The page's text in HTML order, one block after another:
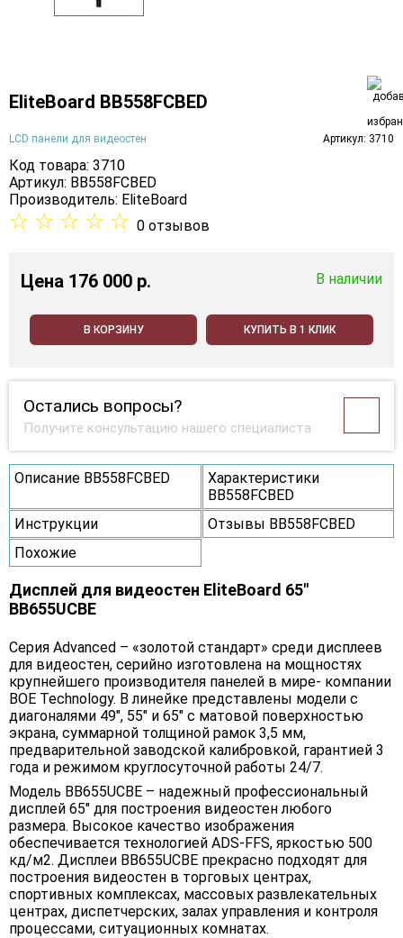
EliteBoard BB558FCBED
LCD панели для видеостен Артикул: 3710
Код товара: 3710
Артикул: BB558FCBED
Производитель: EliteBoard
☆ ☆ ☆ ☆ ☆ 0 отзывов
Цена 176 000 p. В наличии
В КОРЗИНУ КУПИТЬ В 1 КЛИК
Остались вопросы?
Получите консультацию нашего специалиста
Описание BB558FCBED
Характеристики
BB558FCBED
Инструкции
Отзывы BB558FCBED
Похожие
Дисплей для видеостен EliteBoard 65"
BB655UCBE
Серия Advanced – «золотой стандарт» среди дисплеев
для видеостен, серийно изготовлена на мощностях
крупнейшего производителя панелей в мире- компании
BOE Technology. В линейке представлены модели с
диагоналями 49", 55" и 65" c матовой поверхностью
экрана, суммарной толщиной рамок 3,5 мм,
предварительной заводской калибровкой, гарантией 3
года и режимом круглосуточной работы 24/7.
Модель BB655UCBE – надежный профессиональный
дисплей 65" для построения видеостен любого
размера. Высокое качество изображения
обеспечивается технологией ADS-FFS, яркостью 500
кд/м2. Дисплеи BB655UCBE прекрасно подходят для
построения видеостен в торговых центрах,
спортивных комплексах, массовых развлекательных
центрах, диспетчерских, залах управления и контроля
процессами, ситуационных комнатах.